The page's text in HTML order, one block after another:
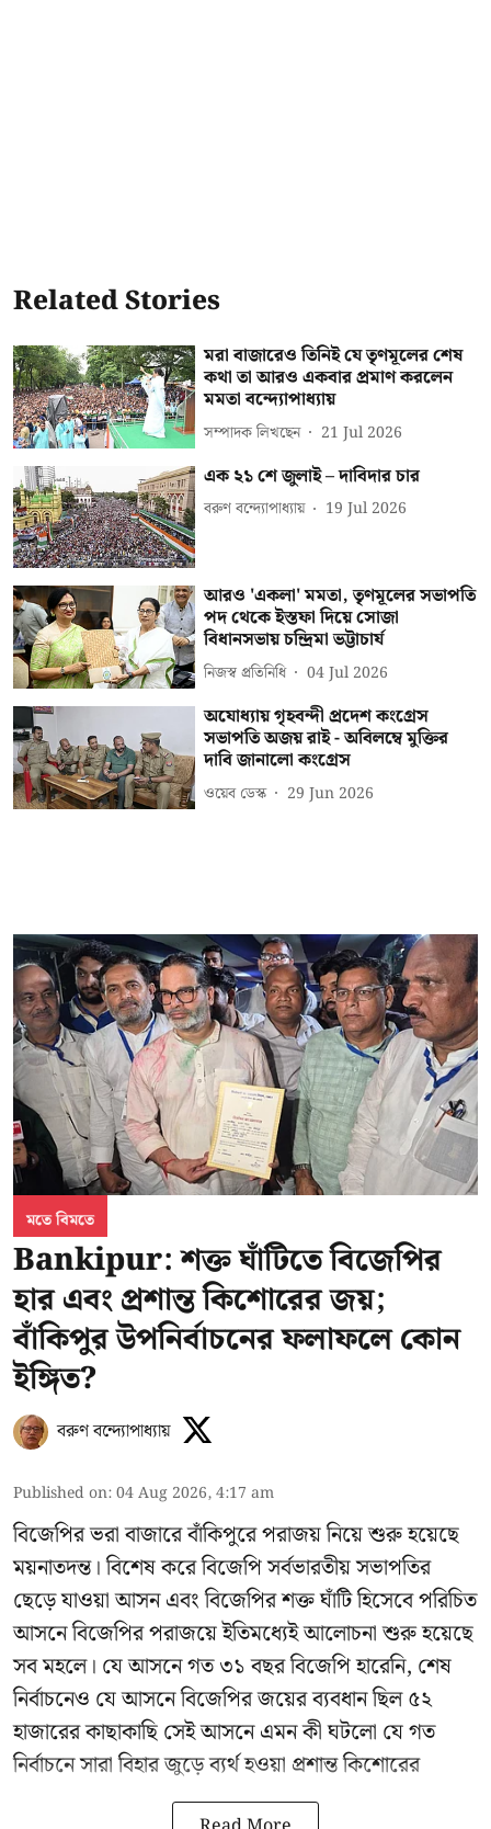
Related Stories
মরা বাজারেও তিনিই যে তৃণমূলের শেষ
কথা তা আরও একবার প্রমাণ করলেন
মমতা বন্দ্যোপাধ্যায়
সম্পাদক লিখছেন 21 Jul 2026
এক ২১ শে জুলাই – দাবিদার চার
বরুণ বন্দ্যোপাধ্যায় 19 Jul 2026
আরও 'একলা' মমতা, তৃণমূলের সভাপতি
পদ থেকে ইস্তফা দিয়ে সোজা
বিধানসভায় চন্দ্রিমা ভট্টাচার্য
নিজস্ব প্রতিনিধি 04 Jul 2026
অযোধ্যায় গৃহবন্দী প্রদেশ কংগ্রেস
সভাপতি অজয় রাই - অবিলম্বে মুক্তির
দাবি জানালো কংগ্রেস
ওয়েব ডেস্ক 29 Jun 2026
মতে বিমতে
Bankipur: শক্ত ঘাঁটিতে বিজেপির
হার এবং প্রশান্ত কিশোরের জয়;
বাঁকিপুর উপনির্বাচনের ফলাফলে কোন
ইঙ্গিত?
বরুণ বন্দ্যোপাধ্যায়
Published on:04 Aug 2026, 4:17 am
বিজেপির ভরা বাজারে বাঁকিপুরে পরাজয় নিয়ে শুরু হয়েছে
ময়নাতদন্ত। বিশেষ করে বিজেপি সর্বভারতীয় সভাপতির
ছেড়ে যাওয়া আসন এবং বিজেপির শক্ত ঘাঁটি হিসেবে পরিচিত
আসনে বিজেপির পরাজয়ে ইতিমধ্যেই আলোচনা শুরু হয়েছে
সব মহলে। যে আসনে গত ৩১ বছর বিজেপি হারেনি, শেষ
নির্বাচনেও যে আসনে বিজেপির জয়ের ব্যবধান ছিল ৫২
হাজারের কাছাকাছি সেই আসনে এমন কী ঘটলো যে গত
নির্বাচনে সারা বিহার জুড়ে ব্যর্থ হওয়া প্রশান্ত কিশোরের